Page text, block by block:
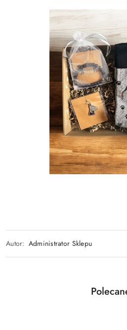
Autor: Administrator Sklepu
Pomiń karuzelę produktów